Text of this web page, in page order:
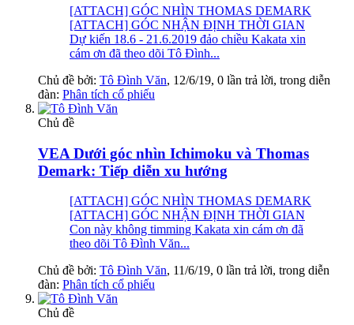
[ATTACH] GÓC NHÌN THOMAS DEMARK
[ATTACH] GÓC NHẬN ĐỊNH THỜI GIAN
Dự kiến 18.6 - 21.6.2019 đảo chiều Kakata xin
cám ơn đã theo dõi Tô Đình...
Chủ đề bởi: Tô Đình Văn, 12/6/19, 0 lần trả lời, trong diễn
đàn: Phân tích cổ phiếu
Chủ đề
VEA Dưới góc nhìn Ichimoku và Thomas
Demark: Tiếp diễn xu hướng
[ATTACH] GÓC NHÌN THOMAS DEMARK
[ATTACH] GÓC NHẬN ĐỊNH THỜI GIAN
Con này không timming Kakata xin cám ơn đã
theo dõi Tô Đình Văn...
Chủ đề bởi: Tô Đình Văn, 11/6/19, 0 lần trả lời, trong diễn
đàn: Phân tích cổ phiếu
Chủ đề